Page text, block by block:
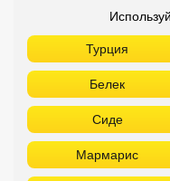
Турция
Белек
Сиде
Мармарис